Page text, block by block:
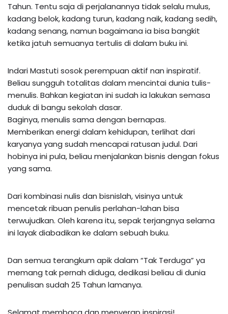
Tahun. Tentu saja di perjalanannya tidak selalu mulus,
kadang belok, kadang turun, kadang naik, kadang sedih,
kadang senang, namun bagaimana ia bisa bangkit
ketika jatuh semuanya tertulis di dalam buku ini.
Indari Mastuti sosok perempuan aktif nan inspiratif.
Beliau sungguh totalitas dalam mencintai dunia tulis-
menulis. Bahkan kegiatan ini sudah ia lakukan semasa
duduk di bangu sekolah dasar.
Baginya, menulis sama dengan bernapas.
Memberikan energi dalam kehidupan, terlihat dari
karyanya yang sudah mencapai ratusan judul. Dari
hobinya ini pula, beliau menjalankan bisnis dengan fokus
yang sama.
Dari kombinasi nulis dan bisnislah, visinya untuk
mencetak ribuan penulis perlahan-lahan bisa
terwujudkan. Oleh karena itu, sepak terjangnya selama
ini layak diabadikan ke dalam sebuah buku.
Dan semua terangkum apik dalam “Tak Terduga” ya
memang tak pernah diduga, dedikasi beliau di dunia
penulisan sudah 25 Tahun lamanya.